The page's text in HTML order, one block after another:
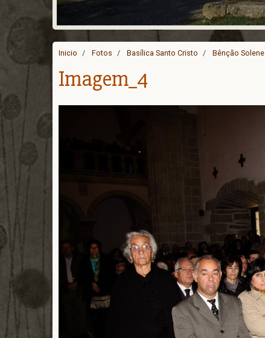
Inicio Fotos Basílica Santo Cristo Bênção Solene
Imagem_4